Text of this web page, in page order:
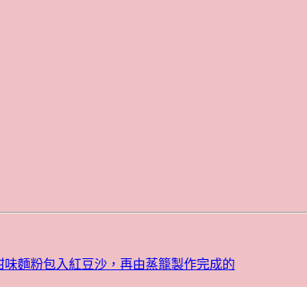
麵粉包入紅豆沙，再由蒸籠製作完成的